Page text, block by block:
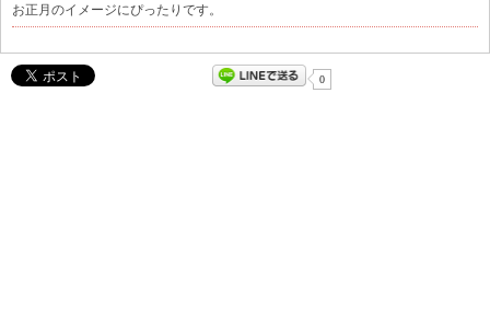
お正月のイメージにぴったりです。
0